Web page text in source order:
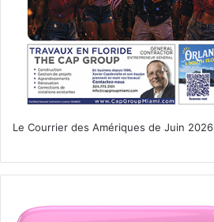
Le Courrier des Amériques de Juin 2026